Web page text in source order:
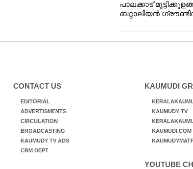
പാലക്കാട്
ബറ്റാലിയൻ
CONTACT US
EDITORIAL
ADVERTISMENTS
CIRCULATION
BROADCASTING
KAUMUDY TV ADS
CRM DEPT
KAUMUDI
KAUMUDY TV
KAUMUDI.COM
YOUTUBE